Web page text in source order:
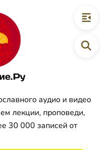
аудио и видео
лекции, проповеди,
30 000 записей от